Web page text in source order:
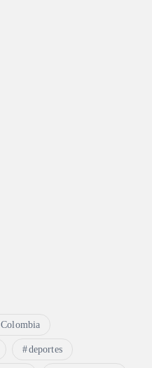
Colombia
deportes